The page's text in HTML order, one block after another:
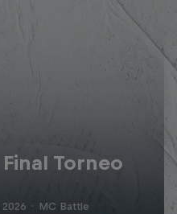
Torneo
· MC Battle